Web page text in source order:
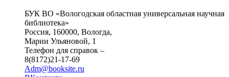
БУК ВО «Вологодская областная универсальная научная
библиотека»
Россия, 160000, Вологда,
Марии Ульяновой, 1
Телефон для справок –
8(8172)21-17-69
Adm@booksite.ru